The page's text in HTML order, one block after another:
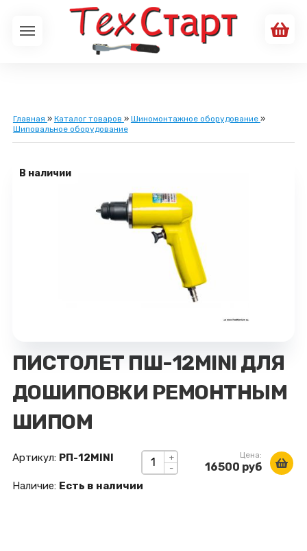
Главная » Каталог товаров » Шиномонтажное оборудование »
Шиповальное оборудование
В наличии
ПИСТОЛЕТ ПШ-12MINI ДЛЯ
ДОШИПОВКИ РЕМОНТНЫМ
ШИПОМ
+
-
Цена:
16500 руб
Артикул: РП-12MINI
Наличие: Есть в наличии